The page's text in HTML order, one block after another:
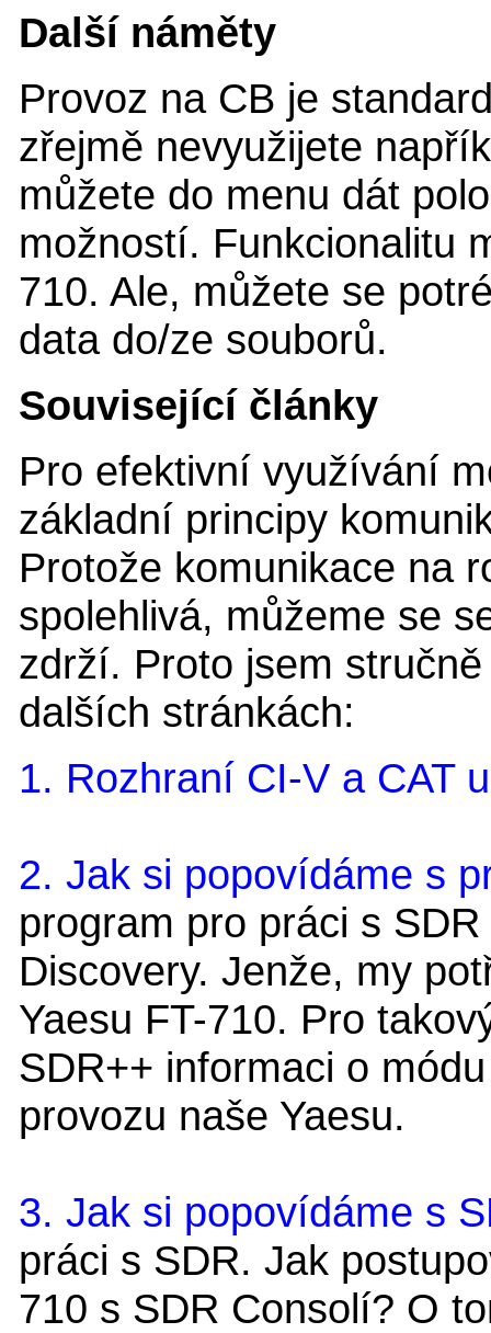
Další náměty
Provoz na CB je
zřejmě nevyužijete
můžete do menu dát
možností. Funkcionalitu
710. Ale, můžete se
data do/ze souborů.
Související články
Pro efektivní využívání
základní principy
Protože komunikace na
spolehlivá, můžeme se
zdrží. Proto jsem
dalších stránkách:
1. Rozhraní CI-V a CAT
2. Jak si popovídáme s
program pro práci s
Discovery. Jenže, my
Yaesu FT-710. Pro
SDR++ informaci o
provozu naše Yaesu.
3. Jak si popovídáme s
práci s SDR. Jak
710 s SDR Consolí? O